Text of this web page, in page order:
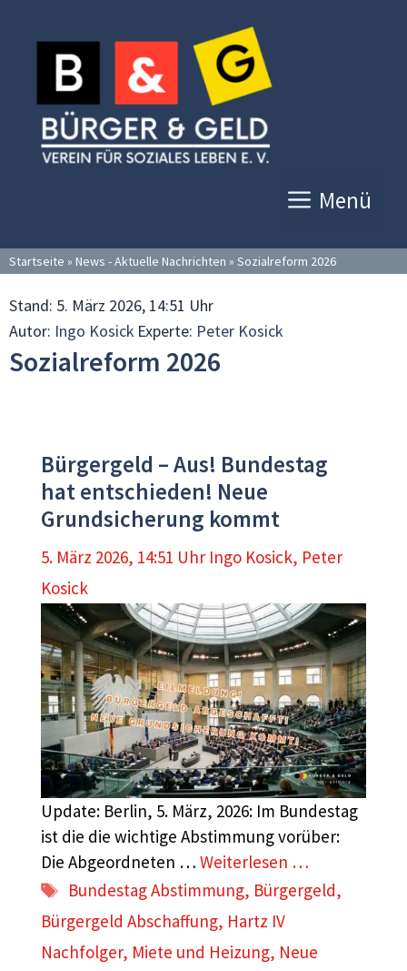
Inhalt
springen
Menü
Startseite » News - Aktuelle Nachrichten » Sozialreform 2026
Stand: 5. März 2026, 14:51 Uhr
Autor: Ingo Kosick Experte: Peter Kosick
Sozialreform 2026
Bürgergeld – Aus! Bundestag
hat entschieden! Neue
Grundsicherung kommt
5. März 2026, 14:51 Uhr Ingo Kosick, Peter
Kosick
Update: Berlin, 5. März, 2026: Im Bundestag
ist die die wichtige Abstimmung vorüber:
Die Abgeordneten … Weiterlesen …
Schlagwörter
Bundestag Abstimmung, Bürgergeld,
Bürgergeld Abschaffung, Hartz IV
Nachfolger, Miete und Heizung, Neue